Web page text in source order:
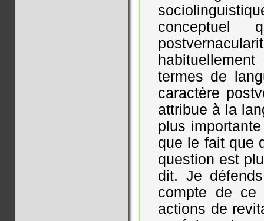
conceptuel
termes de
caractère
attribue à la
plus
que le fait que
question est
dit. Je
compte de ce
actions de